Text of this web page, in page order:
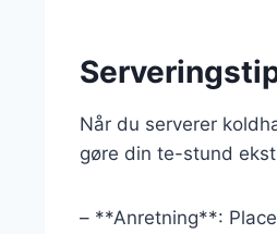
Når du serverer
gøre din te-stund
– **Anretning**: